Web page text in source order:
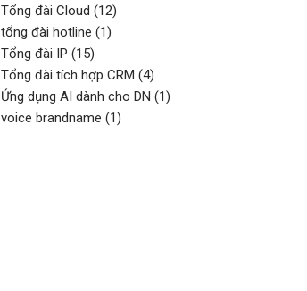
Tổng đài Cloud (12)
tổng đài hotline (1)
Tổng đài IP (15)
Tổng đài tích hợp CRM (4)
Ứng dụng AI dành cho DN (1)
voice brandname (1)